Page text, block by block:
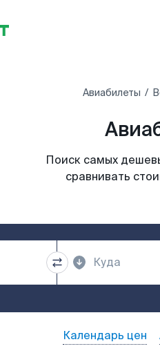
Авиабилеты
Поиск самых
сравнивать
Календарь цен